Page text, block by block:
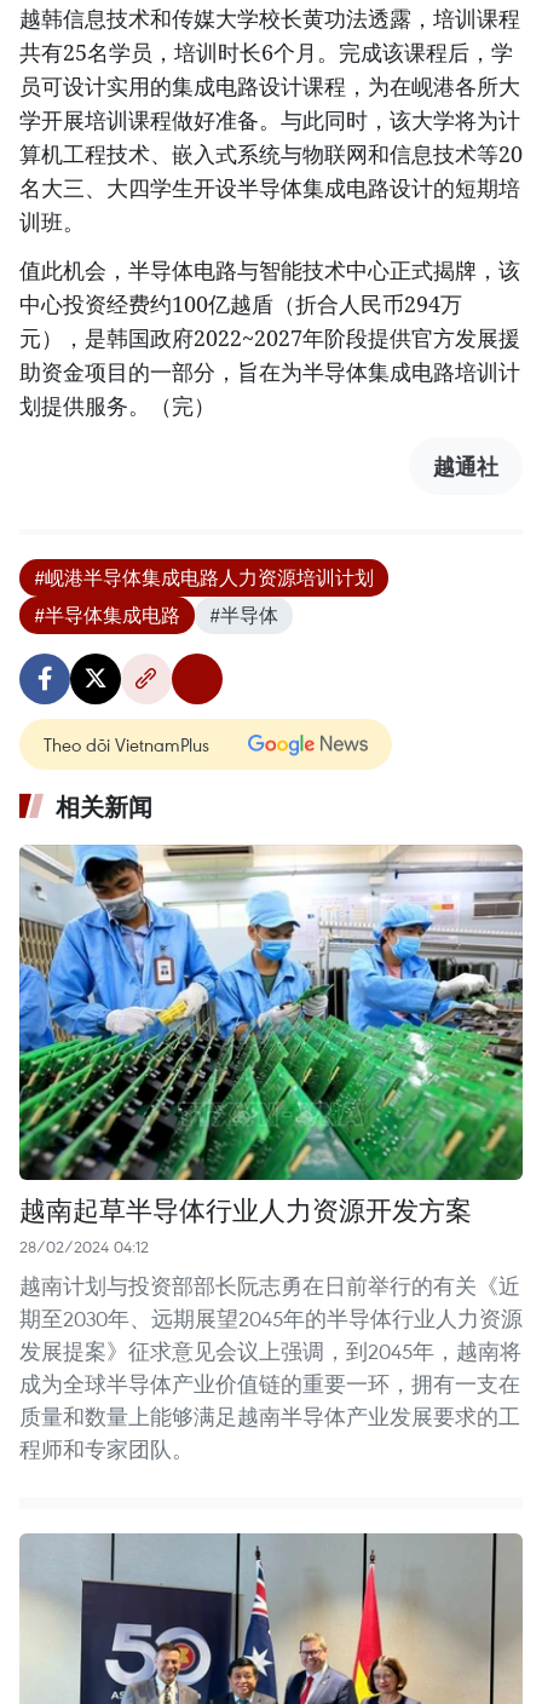
越韩信息技术和传媒大学校长黄功法透露，培训课程
共有25名学员，培训时长6个月。完成该课程后，学
员可设计实用的集成电路设计课程，为在岘港各所大
学开展培训课程做好准备。与此同时，该大学将为计
算机工程技术、嵌入式系统与物联网和信息技术等20
名大三、大四学生开设半导体集成电路设计的短期培
训班。
值此机会，半导体电路与智能技术中心正式揭牌，该
中心投资经费约100亿越盾（折合人民币294万
元），是韩国政府2022~2027年阶段提供官方发展援
助资金项目的一部分，旨在为半导体集成电路培训计
划提供服务。（完）
越通社
#岘港半导体集成电路人力资源培训计划
#半导体集成电路
#半导体
Theo dõi VietnamPlus
相关新闻
越南起草半导体行业人力资源开发方案
28/02/2024 04:12
越南计划与投资部部长阮志勇在日前举行的有关《近
期至2030年、远期展望2045年的半导体行业人力资源
发展提案》征求意见会议上强调，到2045年，越南将
成为全球半导体产业价值链的重要一环，拥有一支在
质量和数量上能够满足越南半导体产业发展要求的工
程师和专家团队。